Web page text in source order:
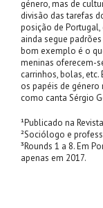
género, mas de
divisão das tarefas
posição de Portugal,
ainda segue
bom exemplo é o
meninas oferecem-
carrinhos, bolas,
os papéis de género
como canta Sérgio
¹Publicado na
²Sociólogo e
³Rounds 1 a 8. Em
apenas em 2017.